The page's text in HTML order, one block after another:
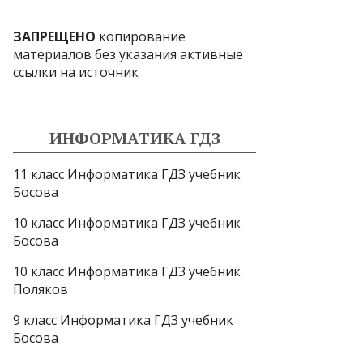
ЗАПРЕЩЕНО копирование
материалов без указания активные
ссылки на источник
ИНФОРМАТИКА ГДЗ
11 класс Информатика ГДЗ учебник
Босова
10 класс Информатика ГДЗ учебник
Босова
10 класс Информатика ГДЗ учебник
Поляков
9 класс Информатика ГДЗ учебник
Босова